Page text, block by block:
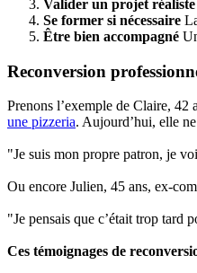
Valider un projet réaliste
Se former si nécessaire
Être bien accompagné
Reconversion
Prenons l’exemple de Claire, 42
une pizzeria. Aujourd’hui, elle
"Je suis mon propre patron, je
Ou encore Julien, 45 ans, ex-
"Je pensais que c’était trop tard
Ces témoignages de